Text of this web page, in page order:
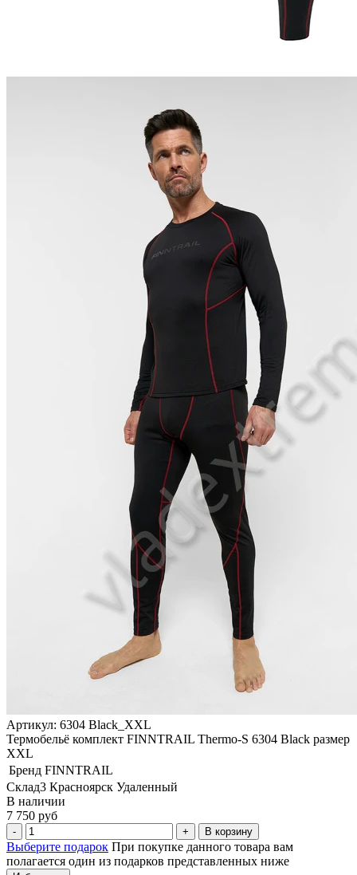
Артикул: 6304 Black_XXL
Термобельё комплект FINNTRAIL Thermo-S 6304 Black размер
XXL
Бренд FINNTRAIL
Склад3 Красноярск Удаленный
В наличии
7 750 руб
В корзину
Выберите подарок При покупке данного товара вам
полагается один из подарков представленных ниже